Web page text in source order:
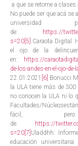
a que se retorne a
No puede ser que acá se
universidad
de: https://
s=20 [5] Caraota Digital:
el ojo de la
en: https://
de-los-andes-en-el-ojo-
22.01.2021 [6] Bonucci
la ULA tiene más de
no conocen la ULA ni lo
Facultades/
fácil, pero
de: https://
s=20 [7] Uladdhh:
educación